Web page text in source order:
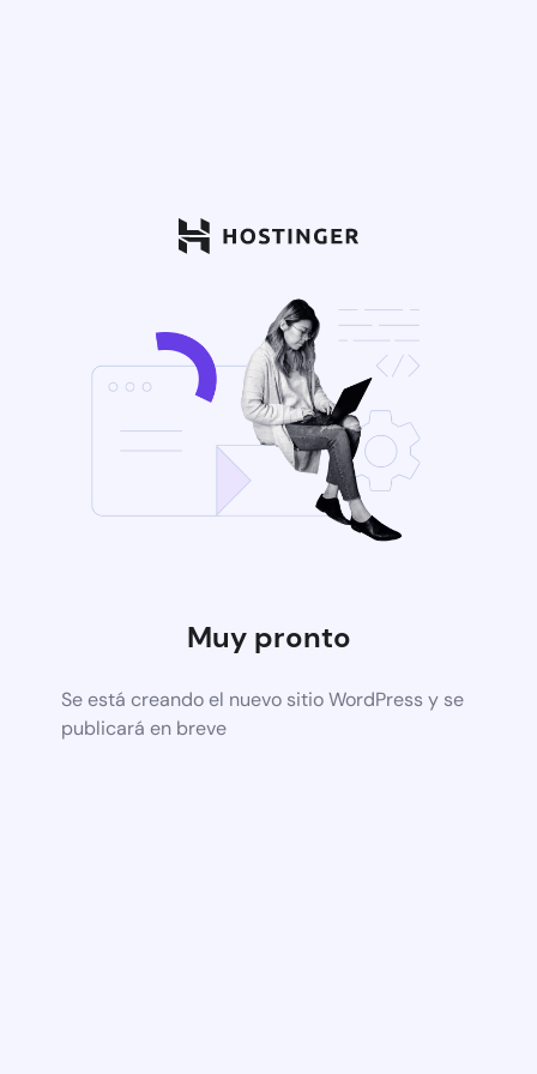
Muy pronto
Se está creando el nuevo sitio WordPress y se
publicará en breve